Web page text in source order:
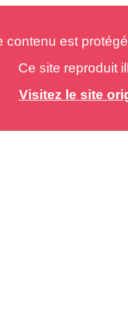
est
Ce site reproduit
Visitez le site